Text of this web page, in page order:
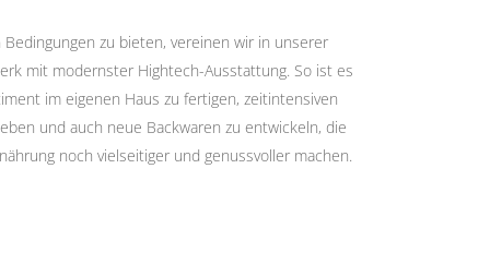
zu bieten, vereinen wir in unserer
mit modernster Hightech-Ausstattung. So ist es
im eigenen Haus zu fertigen, zeitintensiven
und auch neue Backwaren zu entwickeln, die
noch vielseitiger und genussvoller machen.